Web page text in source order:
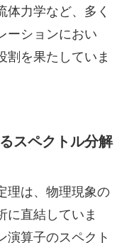
力学など、多く
ーションにおい
割を果たしていま
スペクトル分解
理は、物理現象の
に直結していま
演算子のスペクト